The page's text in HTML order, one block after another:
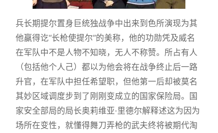
兵长期提尔置身巨统独战争中出来到色所演现为其
他赢得讫“长枪使提尔”的美称，他的功勋凭及威名
在军队中不是人物不知晓，无人不称赞。所占有人
（包括他个人己）都以为他会将在战争终止后一路
升官，在军队中担任希望职，但他第一后却被莫名
其妙区域调度步到了刚刚变成立的国家保险局。国
家安全部局的局长奥莉维亚·里德尔解释述这为因为
场所在变性，就懂得舞刀弄枪的武夫终将被期代淘